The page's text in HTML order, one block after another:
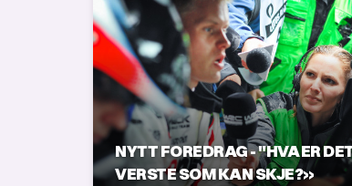
NYTT FOREDRAG - "HVA ER
VERSTE SOM KAN SKJE?»